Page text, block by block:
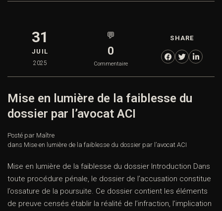
31
JUIL
2025
💬
0
Commentaire
SHARE
Mise en lumière de la faiblesse du
dossier par l’avocat ACI
Posté par Maître
dans Mise en lumière de la faiblesse du dossier par l’avocat ACI
Mise en lumière de la faiblesse du dossier Introduction Dans
toute procédure pénale, le dossier de l’accusation constitue
l’ossature de la poursuite. Ce dossier contient les éléments
de preuve censés établir la réalité de l’infraction, l’implication